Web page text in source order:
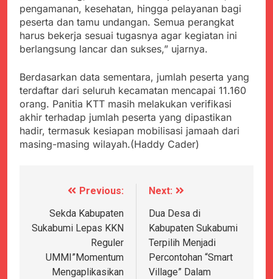
Cegah Stunting
Berangkatkan Empat
Korban Kebakaran KMP
Mutiara Sentosa 2 ke
Posko Pusat Tg. Perak
Surabaya
SMA Negeri Nyalindung
Sukabumi Diduga
Lakukan Pungutan
melalui Komite Sekolah,
Bertentangan dengan
Edaran Disdik Jabar
Agustus 4, 2026
Ketua Umum FSP
Bantah Isu Mogok
Nasional TKBM: “Belum
Ada Keputusan Resmi”
Agustus 3, 2026
Menjelajahi Potensi
Alam dan Kehangatan
Gotong Royong di
Desa Sukakersa
Agustus 3, 2026
Korban Tenggelam di
Perairan Giligenting
Berjalan Sesuai
Prosedur
Sambut Kedatangan
Mutiara Sentosa 2 di
Pelabuhan Kalianget
pengamanan, kesehatan, hingga pelayanan bagi
peserta dan tamu undangan. Semua perangkat
harus bekerja sesuai tugasnya agar kegiatan ini
berlangsung lancar dan sukses,” ujarnya.
Berdasarkan data sementara, jumlah peserta yang
terdaftar dari seluruh kecamatan mencapai 11.160
orang. Panitia KTT masih melakukan verifikasi
akhir terhadap jumlah peserta yang dipastikan
hadir, termasuk kesiapan mobilisasi jamaah dari
masing-masing wilayah.(Haddy Cader)
Navigasi
pos
Previous:
Sekda Kabupaten
Sukabumi Lepas KKN
Reguler
UMMI”Momentum
Mengaplikasikan
Next:
Dua Desa di
Kabupaten Sukabumi
Terpilih Menjadi
Percontohan “Smart
Village” Dalam